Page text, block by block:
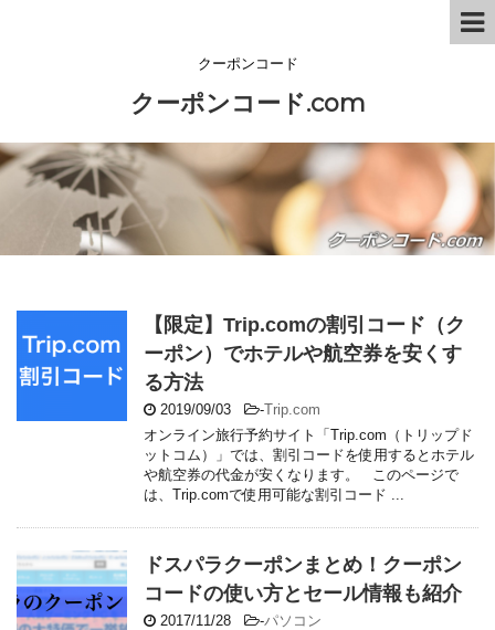
クーポンコード
クーポンコード.com
【限定】Trip.comの割引コード（ク
ーポン）でホテルや航空券を安くす
る方法
2019/09/03 -Trip.com
オンライン旅行予約サイト「Trip.com（トリップド
ットコム）」では、割引コードを使用するとホテル
や航空券の代金が安くなります。 このページで
は、Trip.comで使用可能な割引コード ...
ドスパラクーポンまとめ！クーポン
コードの使い方とセール情報も紹介
2017/11/28 -パソコン